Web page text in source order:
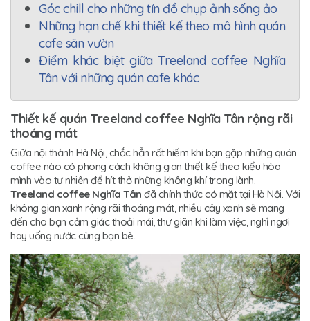
Góc chill cho những tín đồ chụp ảnh sống ảo
Những hạn chế khi thiết kế theo mô hình quán
cafe sân vườn
Điểm khác biệt giữa Treeland coffee Nghĩa
Tân với những quán cafe khác
Thiết kế quán Treeland coffee Nghĩa Tân rộng rãi
thoáng mát
Giữa nội thành Hà Nội, chắc hẳn rất hiếm khi bạn gặp những quán
coffee nào có phong cách không gian thiết kế theo kiểu hòa
mình vào tự nhiên để hít thở những không khí trong lành.
Treeland coffee Nghĩa Tân đã chính thức có mặt tại Hà Nội. Với
không gian xanh rộng rãi thoáng mát, nhiều cây xanh sẽ mang
đến cho bạn cảm giác thoải mái, thư giãn khi làm việc, nghỉ ngơi
hay uống nước cùng bạn bè.